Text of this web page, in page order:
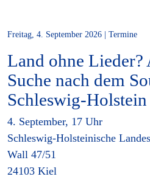
Freitag, 4. September 2026 | Termine
Land ohne Lieder?
Suche nach dem
Schleswig-Holstein
4. September, 17 Uhr
Schleswig-Holsteinische
Wall 47/51
24103 Kiel